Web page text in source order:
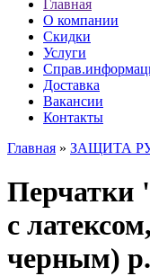
Главная
О компании
Скидки
Услуги
Доставка
Вакансии
Контакты
Главная » ЗАЩИТА
Перчатки
с
черным)